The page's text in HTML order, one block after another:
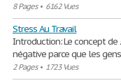
8 Pages• 6162 Vues
Stress Au Travail
Introduction: Le concept de
négative parce que les
2 Pages• 1723 Vues